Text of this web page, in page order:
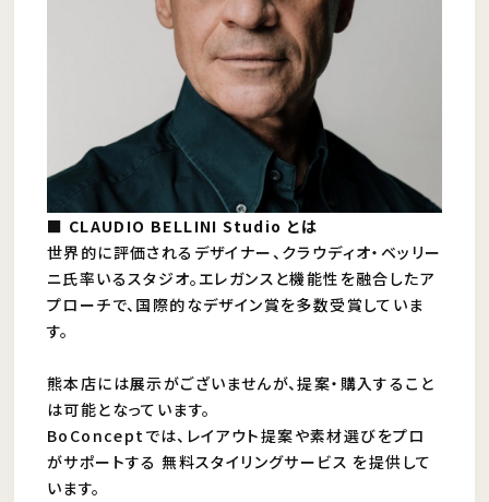
■ CLAUDIO BELLINI Studio とは
世界的に評価されるデザイナー、クラウディオ・ベッリー
ニ氏率いるスタジオ。エレガンスと機能性を融合したア
プローチで、国際的なデザイン賞を多数受賞していま
す。
熊本店には展示がございませんが、提案・購入すること
は可能となっています。
BoConceptでは、レイアウト提案や素材選びをプロ
がサポートする 無料スタイリングサービス を提供して
います。